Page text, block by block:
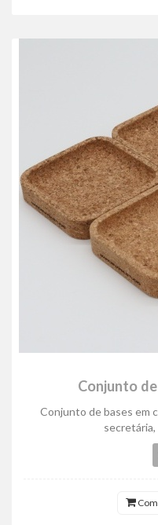
Conjunto
Conjunto de bases em